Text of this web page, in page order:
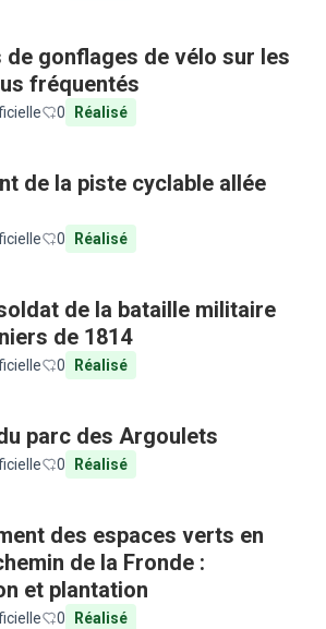
de gonflages de vélo sur les
fréquentés
0 Réalisé
de la piste cyclable allée
0 Réalisé
de la bataille militaire
de 1814
0 Réalisé
parc des Argoulets
0 Réalisé
des espaces verts en
de la Fronde :
et plantation
0 Réalisé